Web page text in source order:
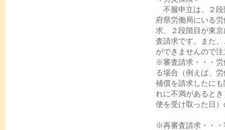
不服申立は、２段
府県労働局にいる
求、２段階目が東
査請求です。また
ができませんので
※審査請求・・・労
る場合（例えば、
補償を請求したに
れに不満があると
便を受け取った日
※再審査請求・・・